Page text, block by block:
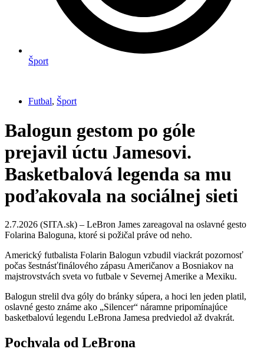
Šport
Futbal, Šport
Balogun gestom po góle
prejavil úctu Jamesovi.
Basketbalová legenda sa mu
poďakovala na sociálnej sieti
2.7.2026 (SITA.sk) – LeBron James zareagoval na oslavné gesto
Folarina Baloguna, ktoré si požičal práve od neho.
Americký futbalista Folarin Balogun vzbudil viackrát pozornosť
počas šestnásťfinálového zápasu Američanov a Bosniakov na
majstrovstvách sveta vo futbale v Severnej Amerike a Mexiku.
Balogun strelil dva góly do bránky súpera, a hoci len jeden platil,
oslavné gesto známe ako „Silencer“ náramne pripomínajúce
basketbalovú legendu LeBrona Jamesa predviedol až dvakrát.
Pochvala od LeBrona